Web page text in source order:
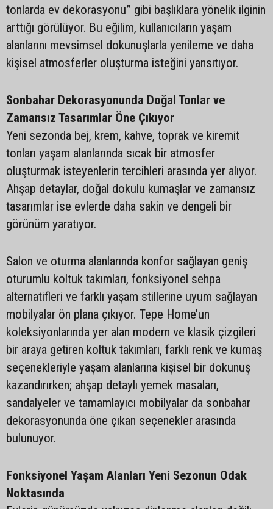
tonlarda ev dekorasyonu” gibi başlıklara yönelik ilginin
arttığı görülüyor. Bu eğilim, kullanıcıların yaşam
alanlarını mevsimsel dokunuşlarla yenileme ve daha
kişisel atmosferler oluşturma isteğini yansıtıyor.
Sonbahar Dekorasyonunda Doğal Tonlar ve
Zamansız Tasarımlar Öne Çıkıyor
Yeni sezonda bej, krem, kahve, toprak ve kiremit
tonları yaşam alanlarında sıcak bir atmosfer
oluşturmak isteyenlerin tercihleri arasında yer alıyor.
Ahşap detaylar, doğal dokulu kumaşlar ve zamansız
tasarımlar ise evlerde daha sakin ve dengeli bir
görünüm yaratıyor.
Salon ve oturma alanlarında konfor sağlayan geniş
oturumlu koltuk takımları, fonksiyonel sehpa
alternatifleri ve farklı yaşam stillerine uyum sağlayan
mobilyalar ön plana çıkıyor. Tepe Home’un
koleksiyonlarında yer alan modern ve klasik çizgileri
bir araya getiren koltuk takımları, farklı renk ve kumaş
seçenekleriyle yaşam alanlarına kişisel bir dokunuş
kazandırırken; ahşap detaylı yemek masaları,
sandalyeler ve tamamlayıcı mobilyalar da sonbahar
dekorasyonunda öne çıkan seçenekler arasında
bulunuyor.
Fonksiyonel Yaşam Alanları Yeni Sezonun Odak
Noktasında